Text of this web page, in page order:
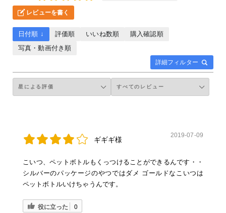
レビューを書く
詳細フィルター
日付順 ↓ 評価順 いいね数順
購入確認順
写真・動画付き順
ギギギ様
2019-07-09
こいつ、ペットボトルもくっつけることができるんです・・
シルバーのパッケージのやつではダメ ゴールドなこいつは
ペットボトルいけちゃうんです。
役に立った 0